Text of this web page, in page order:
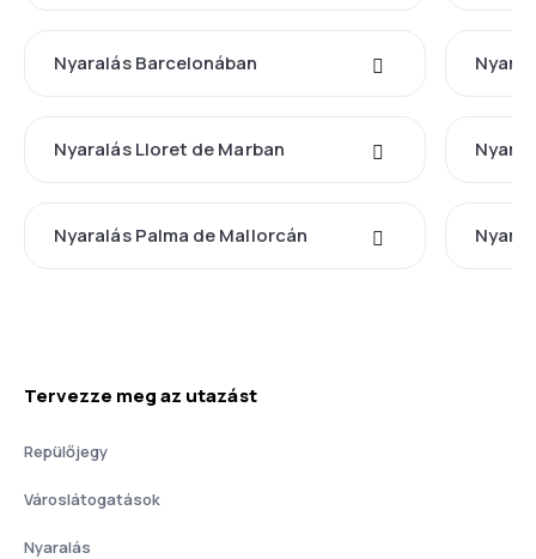
Nyaralás Barcelonában
Nyaralás Lloret de Marban
Nyaralás Palma de Mallorcán
Tervezze meg az utazást
Repülőjegy
Városlátogatások
Nyaralás